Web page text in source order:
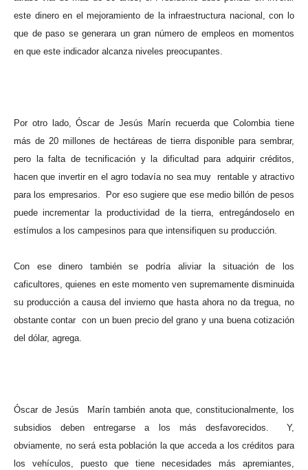
este dinero en el mejoramiento de la infraestructura nacional, con lo
que de paso se generara un gran número de empleos en momentos
en que este indicador alcanza niveles preocupantes.
Por otro lado, Óscar de Jesús Marín recuerda que Colombia tiene
más de 20 millones de hectáreas de tierra disponible para sembrar,
pero la falta de tecnificación y la dificultad para adquirir créditos,
hacen que invertir en el agro todavía no sea muy
rentable y atractivo
para los empresarios.
Por eso sugiere que ese medio billón de pesos
puede incrementar la productividad de la tierra, entregándoselo en
estímulos a los campesinos para que intensifiquen su producción.
Con ese dinero también se podría aliviar la situación de los
caficultores, quienes en este momento ven supremamente disminuida
su producción a causa del invierno que hasta ahora no da tregua, no
obstante contar
con un buen precio del grano y una buena cotización
del dólar, agrega.
Óscar de Jesús
Marín también anota que, constitucionalmente, los
subsidios deben entregarse a los más desfavorecidos.
Y,
obviamente, no será esta población la que acceda a los créditos para
los vehículos, puesto que tiene necesidades más apremiantes,